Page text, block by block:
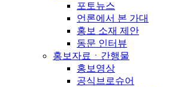
포토뉴스
언론에서 본 가대
홍보 소재 제안
동문 인터뷰
홍보자료ㆍ간행물
홍보영상
공식브로슈어